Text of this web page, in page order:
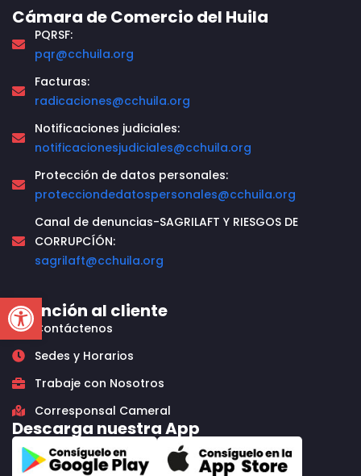
Open toolbar
Cámara de Comercio del Huila
PQRSF:
pqr@cchuila.org
Facturas:
radicaciones@cchuila.org
Notificaciones judiciales:
notificacionesjudiciales@cchuila.org
Protección de datos personales:
protecciondedatospersonales@cchuila.org
Canal de denuncias-SAGRILAFT Y RIESGOS DE
CORRUPCÍÓN:
sagrilaft@cchuila.org
Atención al cliente
Contáctenos
Sedes y Horarios
Trabaje con Nosotros
Corresponsal Cameral
Descarga nuestra App